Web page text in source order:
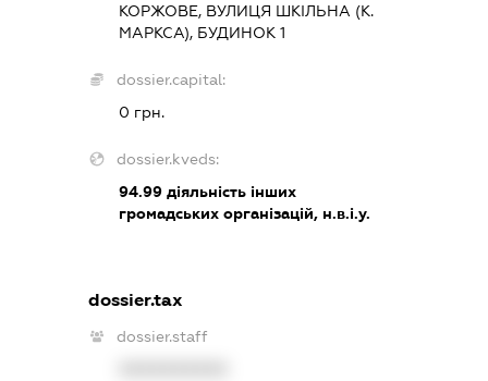
КОРЖОВЕ, ВУЛИЦЯ ШКІЛЬНА (К.
МАРКСА), БУДИНОК 1
dossier.capital:
0 грн.
dossier.kveds:
94.99діяльність інших
громадських організацій, н.в.і.у.
dossier.tax
dossier.staff